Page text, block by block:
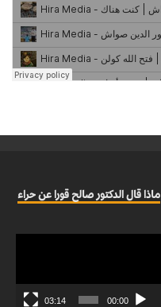
ماذا قال الدكتور صالح قورا عن حراء
00:00
03:14